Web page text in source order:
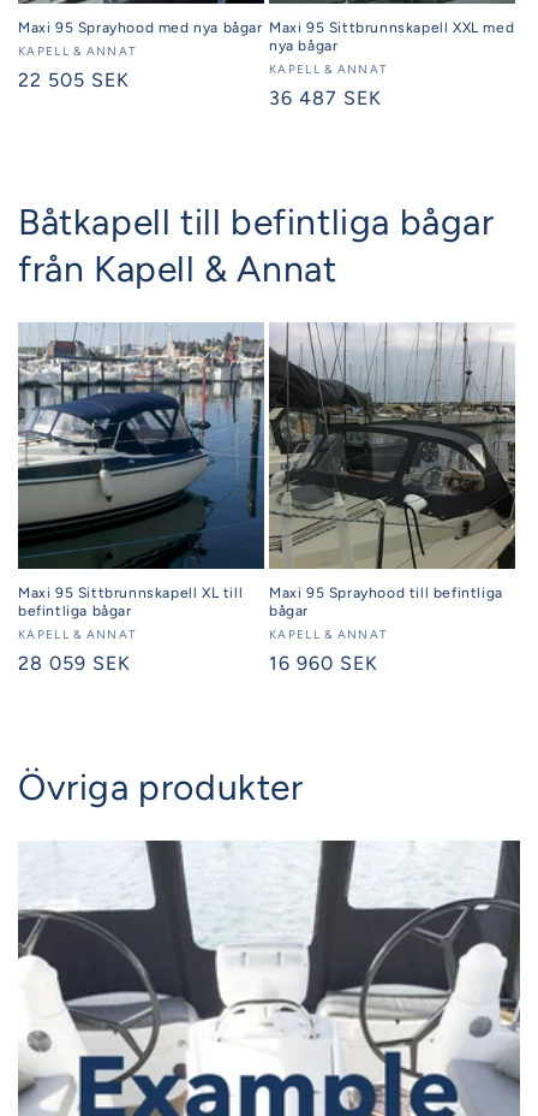
Maxi 95 Sprayhood med nya bågar
Säljare:
KAPELL & ANNAT
Ordinarie
22 505 SEK
Maxi 95 Sittbrunnskapell XXL med
nya bågar
Säljare:
KAPELL & ANNAT
Ordinarie
36 487 SEK
Båtkapell till befintliga bågar
från Kapell & Annat
Maxi 95 Sittbrunnskapell XL till
befintliga bågar
Säljare:
KAPELL & ANNAT
Ordinarie
28 059 SEK
Maxi 95 Sprayhood till befintliga
bågar
Säljare:
KAPELL & ANNAT
Ordinarie
16 960 SEK
Övriga produkter